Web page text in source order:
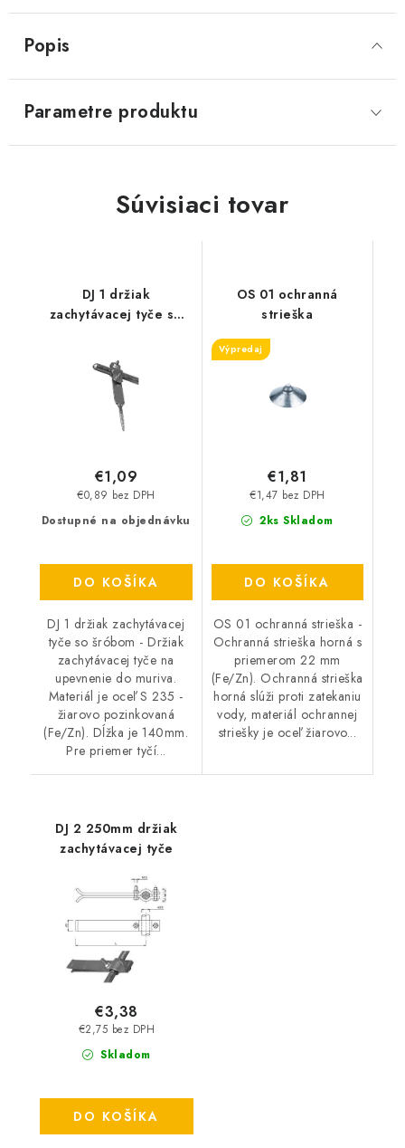
Popis
Parametre produktu
Súvisiaci tovar
DJ 1 držiak
zachytávacej tyče so
Dostupné na objednávku
€0,89 bez DPH
€1,09
DO KOŠÍKA
DJ 1 držiak zachytávacej
tyče so šróbom - Držiak
zachytávacej tyče na
upevnenie do muriva.
Materiál je oceľ S 235 -
žiarovo pozinkovaná
(Fe/Zn). Dĺžka je 140mm.
Pre priemer tyčí...
OS 01 ochranná
strieška
Výpredaj
2ks Skladom
€1,47 bez DPH
€1,81
DO KOŠÍKA
OS 01 ochranná strieška -
Ochranná strieška horná s
priemerom 22 mm
(Fe/Zn). Ochranná strieška
horná slúži proti zatekaniu
vody, materiál ochrannej
striešky je oceľ žiarovo...
DJ 2 250mm držiak
zachytávacej tyče
Skladom
€2,75 bez DPH
€3,38
DO KOŠÍKA